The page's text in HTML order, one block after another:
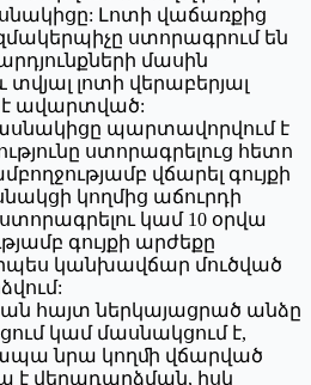
Լոտի վաճառքից
ստորագրում են
մասին
լոտի վերաբերյալ
է ավարտված:
պարտավորվում է
ստորագրելուց հետո
վճարել գույքի
կողմից աճուրդի
կամ 10 օրվա
գույքի արժեքը
կանխավճար մուծված
հայտ ներկայացրած անձը
կամ մասնակցում է,
ապա նրա կողﬕ վճարված
վերադարձման, իսկ